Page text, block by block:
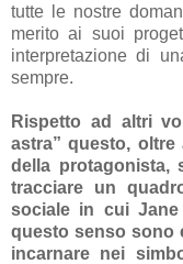
tutte le nostre
merito ai suoi
interpretazione di
sempre.
Rispetto ad altri
astra” questo,
della protagonista,
tracciare un
sociale in cui
questo senso sono
incarnare nei